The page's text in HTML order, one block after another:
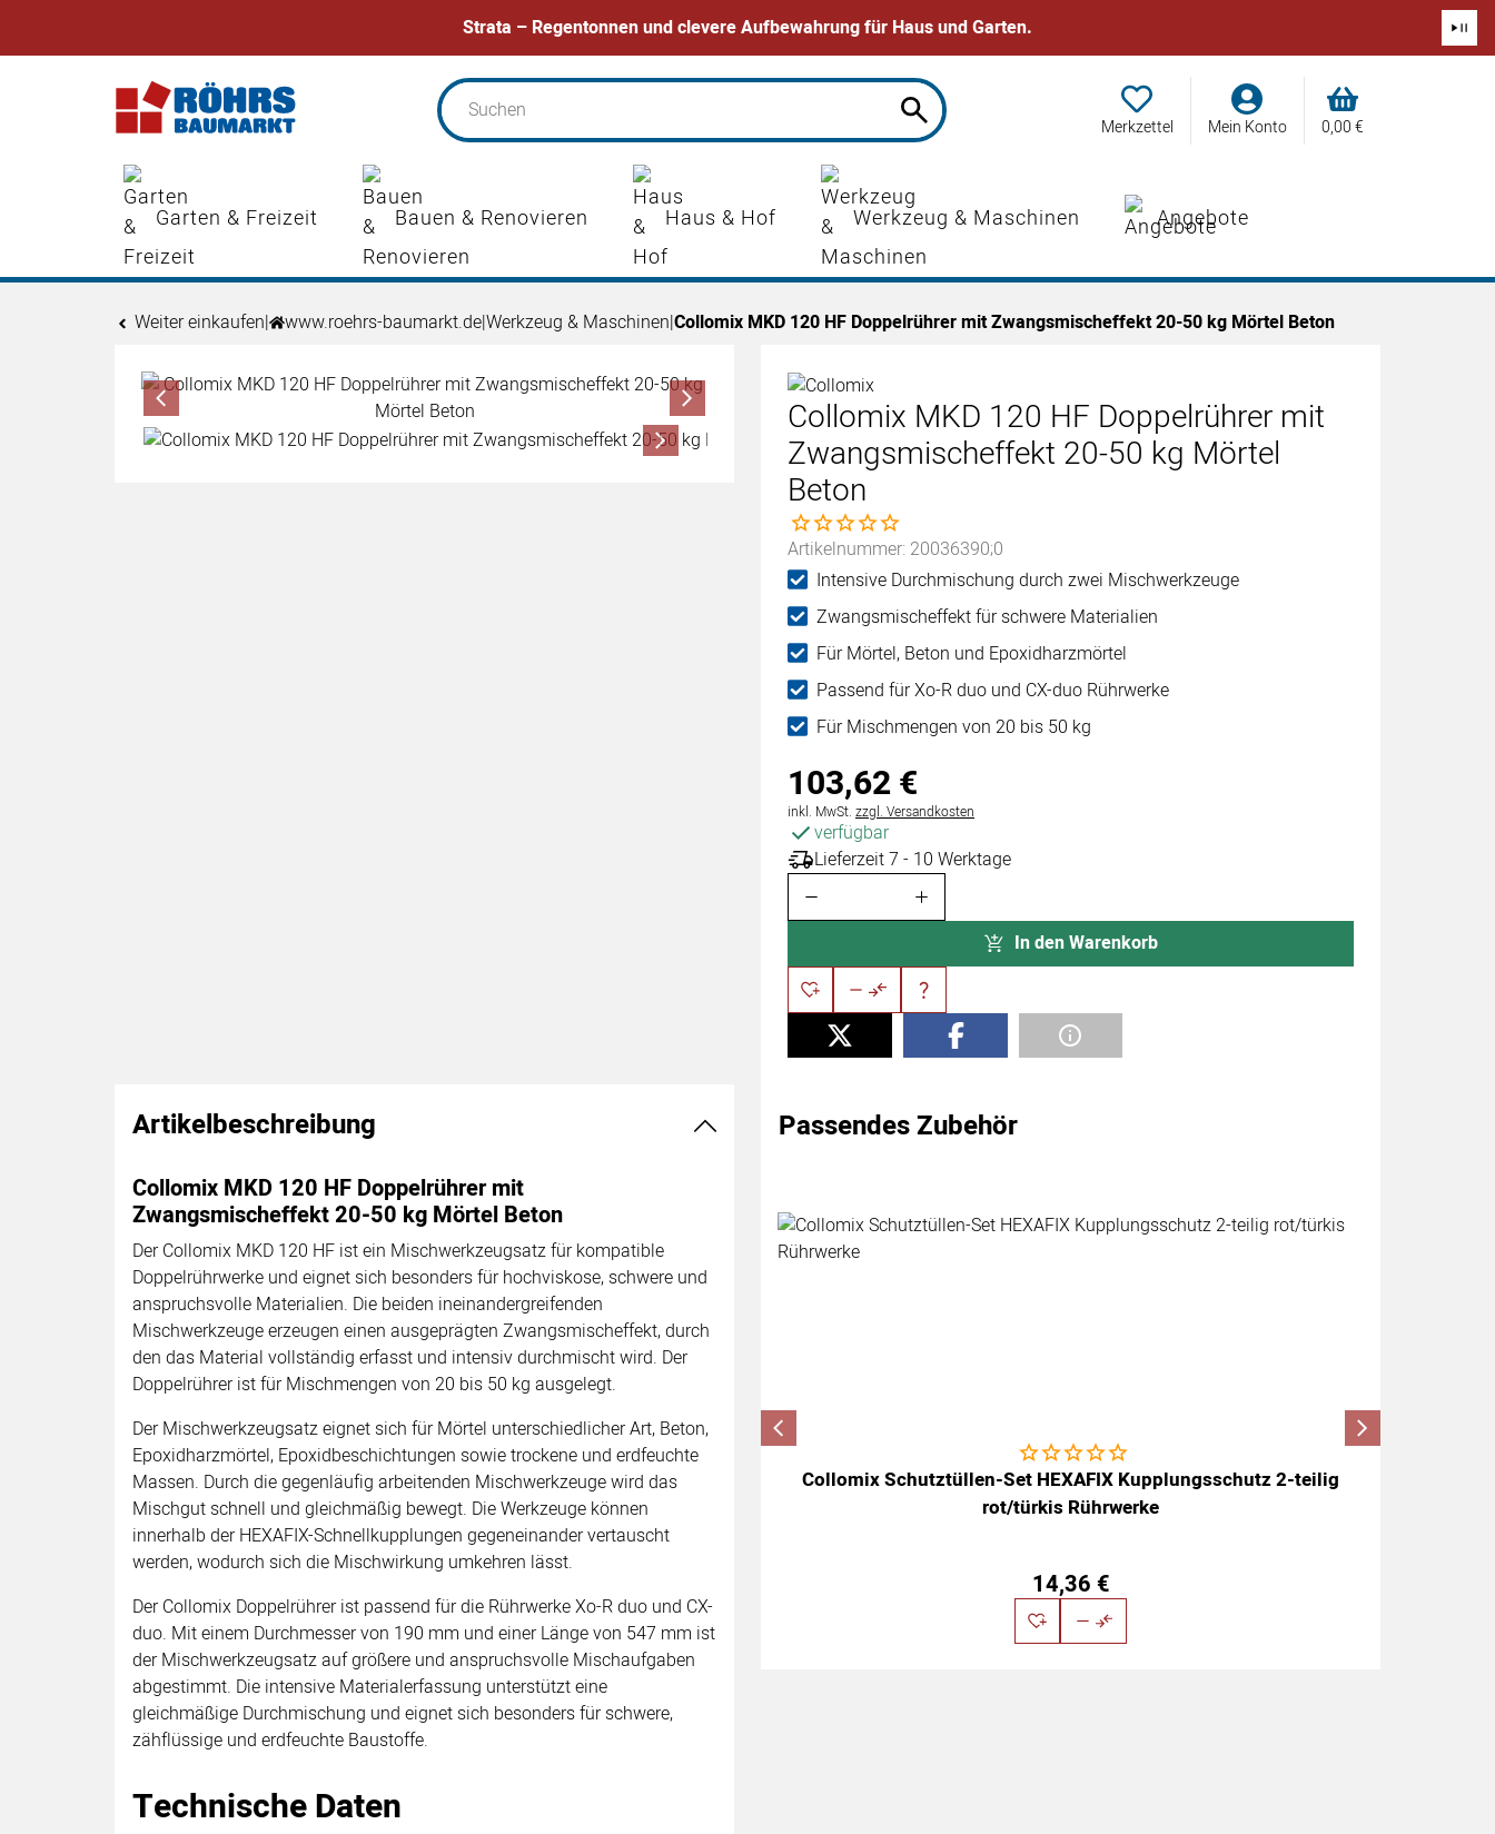
Strata – Regentonnen und clevere Aufbewahrung für Haus und Garten.
Zum Hauptinhalt springen Merkzettel Mein Konto 0,00€
Garten & Freizeit Bauen & Renovieren Haus & Hof Werkzeug & Maschinen Angebote
Weiter einkaufen| www.roehrs-baumarkt.de|Werkzeug & Maschinen|Collomix MKD 120 HF Doppelrührer mit Zwangsmischeffekt 20-50 kg Mörtel Beton
Produktgalerie
Zur Kaufbox springen
Collomix MKD 120 HF Doppelrührer mit
Zwangsmischeffekt 20-50 kg Mörtel
Beton
Noch keine Bewertungen abgegeben
Artikelnummer: 20036390;0
Intensive Durchmischung durch zwei Mischwerkzeuge
Zwangsmischeffekt für schwere Materialien
Für Mörtel, Beton und Epoxidharzmörtel
Passend für Xo-R duo und CX-duo Rührwerke
Für Mischmengen von 20 bis 50 kg
103,62€
Steuerhinweis:
inkl. MwSt. zzgl. Versandkosten
verfügbar
Lieferzeit 7 - 10 Werktage
In den Warenkorb
Artikelbeschreibung
Collomix MKD 120 HF Doppelrührer mit
Zwangsmischeffekt 20-50 kg Mörtel Beton
Der Collomix MKD 120 HF ist ein Mischwerkzeugsatz für kompatible
Doppelrührwerke und eignet sich besonders für hochviskose, schwere und
anspruchsvolle Materialien. Die beiden ineinandergreifenden
Mischwerkzeuge erzeugen einen ausgeprägten Zwangsmischeffekt, durch
den das Material vollständig erfasst und intensiv durchmischt wird. Der
Doppelrührer ist für Mischmengen von 20 bis 50 kg ausgelegt.
Der Mischwerkzeugsatz eignet sich für Mörtel unterschiedlicher Art, Beton,
Epoxidharzmörtel, Epoxidbeschichtungen sowie trockene und erdfeuchte
Massen. Durch die gegenläufig arbeitenden Mischwerkzeuge wird das
Mischgut schnell und gleichmäßig bewegt. Die Werkzeuge können
innerhalb der HEXAFIX-Schnellkupplungen gegeneinander vertauscht
werden, wodurch sich die Mischwirkung umkehren lässt.
Der Collomix Doppelrührer ist passend für die Rührwerke Xo-R duo und CX-
duo. Mit einem Durchmesser von 190 mm und einer Länge von 547 mm ist
der Mischwerkzeugsatz auf größere und anspruchsvolle Mischaufgaben
abgestimmt. Die intensive Materialerfassung unterstützt eine
gleichmäßige Durchmischung und eignet sich besonders für schwere,
zähflüssige und erdfeuchte Baustoffe.
Technische Daten
Passendes Zubehör
Zubehör überspringen
Noch keine Bewertungen abgegeben
Collomix Schutztüllen-Set HEXAFIX Kupplungsschutz 2-teilig
rot/türkis Rührwerke
14,36 €